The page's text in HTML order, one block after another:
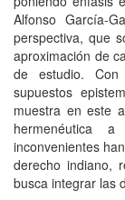
Alfonso García-
perspectiva, que
aproximación de
de estudio.
supuestos
muestra en este
hermenéutica
inconvenientes
derecho indiano,
busca integrar las